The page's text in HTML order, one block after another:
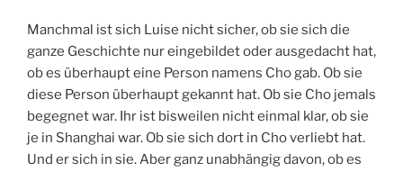
F
E
N
T
I
C
H
Manchmal ist sich Luise nicht sicher, ob sie sich die
ganze Geschichte nur eingebildet oder ausgedacht hat,
ob es überhaupt eine Person namens Cho gab. Ob sie
diese Person überhaupt gekannt hat. Ob sie Cho jemals
begegnet war. Ihr ist bisweilen nicht einmal klar, ob sie
je in Shanghai war. Ob sie sich dort in Cho verliebt hat.
Und er sich in sie. Aber ganz unabhängig davon, ob es